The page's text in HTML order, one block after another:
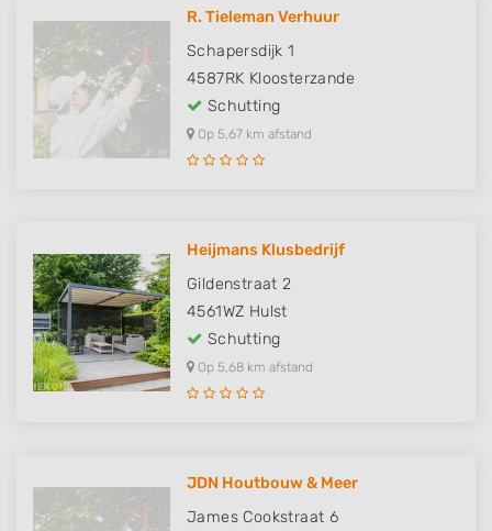
R. Tieleman Verhuur
Schapersdijk 1
4587RK Kloosterzande
Schutting
Op 5,67 km afstand
Heijmans Klusbedrijf
Gildenstraat 2
4561WZ Hulst
Schutting
Op 5,68 km afstand
JDN Houtbouw & Meer
James Cookstraat 6